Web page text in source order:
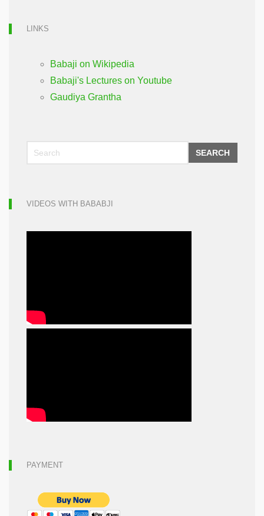
LINKS
Babaji on Wikipedia
Babaji's Lectures on Youtube
Gaudiya Grantha
SEARCH
VIDEOS WITH BABABJI
PAYMENT